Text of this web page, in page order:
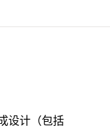
设计（包括